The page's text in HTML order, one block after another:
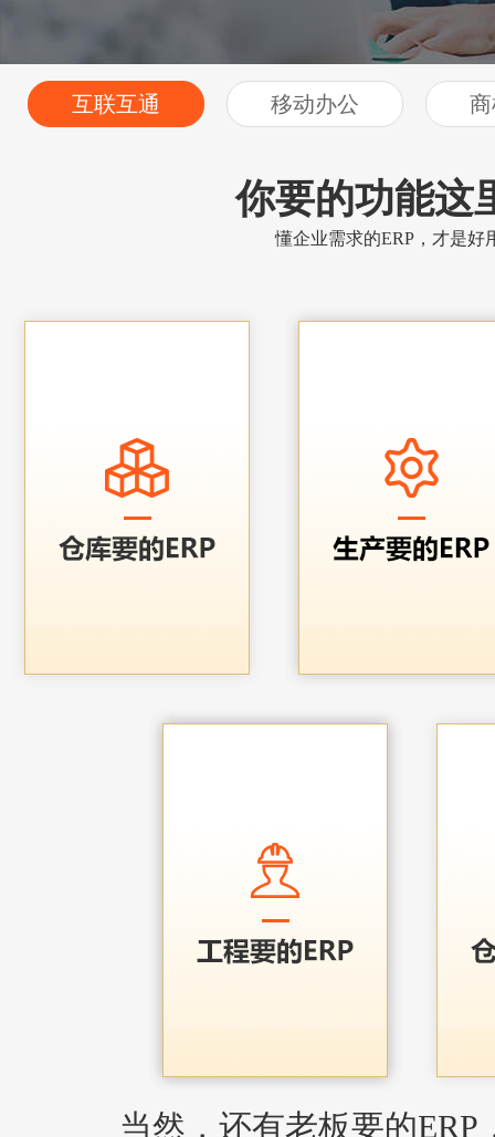
互联互通 移动办公
你要的功能这
懂企业需求的ERP，才是好
当然，还有老板要的ERP